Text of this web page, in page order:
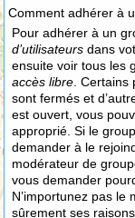
Comment adhérer à
Pour adhérer à un
d’utilisateurs dans
ensuite voir tous les
accès libre .
sont fermés et
est ouvert, vous
approprié. Si le
demander à le
modérateur de
vous demander
N’importunez pas le
sûrement ses raisons.